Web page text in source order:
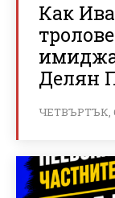
Как
Делян
ЧЕТВЪРТЪК,